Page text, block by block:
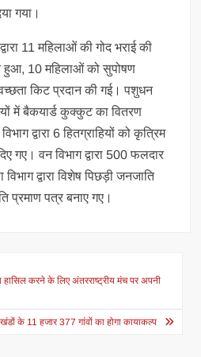
गया।
11 महिलाओं की गोद भराई की
हुआ, 10 महिलाओं को सुपोषण
किट प्रदान की गई। पशुधन
में बैकयार्ड कुक्कुट का वितरण
द्वारा 6 हितग्राहियों को कृत्रिम
वन विभाग द्वारा 500 फलदार
विभाग द्वारा विशेष पिछड़ी जनजाति
प्रमाण पत्र बनाए गए।
करने के लिए अंतरराष्ट्रीय मंच पर अपनी
के 11 हजार 377 गांवों का होगा कायाकल्प